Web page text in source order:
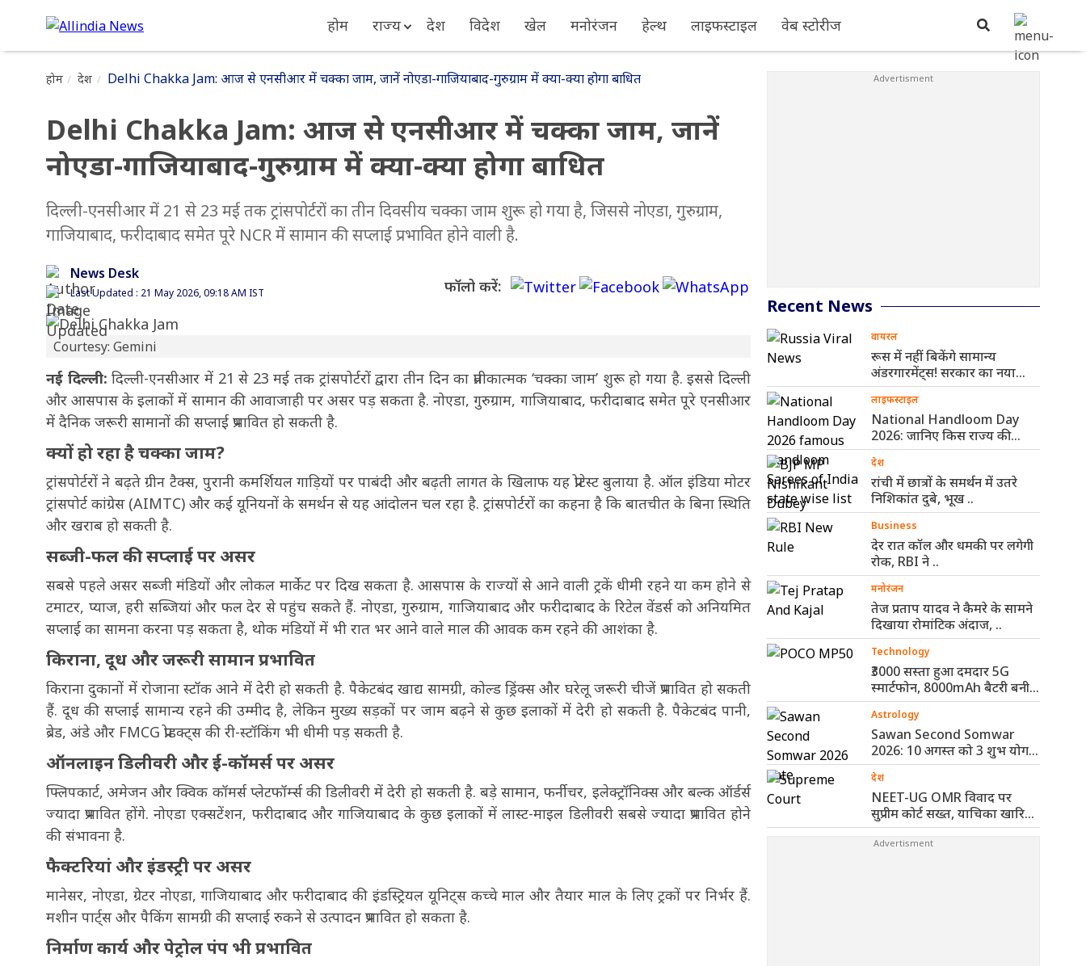
होम राज्य देश विदेश खेल मनोरंजन हेल्थ लाइफस्टाइल वेब स्टोरीज
होम देश Delhi Chakka Jam: आज से एनसीआर में चक्का जाम, जानें नोएडा-गाजियाबाद-गुरुग्राम में क्या-क्या होगा बाधित
Delhi Chakka Jam: आज से एनसीआर में चक्का जाम, जानें
नोएडा-गाजियाबाद-गुरुग्राम में क्या-क्या होगा बाधित
दिल्ली-एनसीआर में 21 से 23 मई तक ट्रांसपोर्टरों का तीन दिवसीय चक्का जाम शुरू हो गया है, जिससे नोएडा, गुरुग्राम,
गाजियाबाद, फरीदाबाद समेत पूरे NCR में सामान की सप्लाई प्रभावित होने वाली है.
News Desk
Last Updated : 21 May 2026, 09:18 AM IST फॉलो करें:
Courtesy: Gemini
नई दिल्ली:दिल्ली-एनसीआर में 21 से 23 मई तक ट्रांसपोर्टरों द्वारा तीन दिन का प्रतीकात्मक ‘चक्का जाम’ शुरू हो गया है. इससे दिल्ली
और आसपास के इलाकों में सामान की आवाजाही पर असर पड़ सकता है. नोएडा, गुरुग्राम, गाजियाबाद, फरीदाबाद समेत पूरे एनसीआर
में दैनिक जरूरी सामानों की सप्लाई प्रभावित हो सकती है.
क्यों हो रहा है चक्का जाम?
ट्रांसपोर्टरों ने बढ़ते ग्रीन टैक्स, पुरानी कमर्शियल गाड़ियों पर पाबंदी और बढ़ती लागत के खिलाफ यह प्रोटेस्ट बुलाया है. ऑल इंडिया मोटर
ट्रांसपोर्ट कांग्रेस (AIMTC) और कई यूनियनों के समर्थन से यह आंदोलन चल रहा है. ट्रांसपोर्टरों का कहना है कि बातचीत के बिना स्थिति
और खराब हो सकती है.
सब्जी-फल की सप्लाई पर असर
सबसे पहले असर सब्जी मंडियों और लोकल मार्केट पर दिख सकता है. आसपास के राज्यों से आने वाली ट्रकें धीमी रहने या कम होने से
टमाटर, प्याज, हरी सब्जियां और फल देर से पहुंच सकते हैं. नोएडा, गुरुग्राम, गाजियाबाद और फरीदाबाद के रिटेल वेंडर्स को अनियमित
सप्लाई का सामना करना पड़ सकता है, थोक मंडियों में भी रात भर आने वाले माल की आवक कम रहने की आशंका है.
किराना, दूध और जरूरी सामान प्रभावित
किराना दुकानों में रोजाना स्टॉक आने में देरी हो सकती है. पैकेटबंद खाद्य सामग्री, कोल्ड ड्रिंक्स और घरेलू जरूरी चीजें प्रभावित हो सकती
हैं. दूध की सप्लाई सामान्य रहने की उम्मीद है, लेकिन मुख्य सड़कों पर जाम बढ़ने से कुछ इलाकों में देरी हो सकती है. पैकेटबंद पानी,
ब्रेड, अंडे और FMCG प्रोडक्ट्स की री-स्टॉकिंग भी धीमी पड़ सकती है.
ऑनलाइन डिलीवरी और ई-कॉमर्स पर असर
फ्लिपकार्ट, अमेजन और क्विक कॉमर्स प्लेटफॉर्म्स की डिलीवरी में देरी हो सकती है. बड़े सामान, फर्नीचर, इलेक्ट्रॉनिक्स और बल्क ऑर्डर्स
ज्यादा प्रभावित होंगे. नोएडा एक्सटेंशन, फरीदाबाद और गाजियाबाद के कुछ इलाकों में लास्ट-माइल डिलीवरी सबसे ज्यादा प्रभावित होने
की संभावना है.
फैक्टरियां और इंडस्ट्री पर असर
मानेसर, नोएडा, ग्रेटर नोएडा, गाजियाबाद और फरीदाबाद की इंडस्ट्रियल यूनिट्स कच्चे माल और तैयार माल के लिए ट्रकों पर निर्भर हैं.
मशीन पार्ट्स और पैकिंग सामग्री की सप्लाई रुकने से उत्पादन प्रभावित हो सकता है.
निर्माण कार्य और पेट्रोल पंप भी प्रभावित
Recent News
वायरल
रूस में नहीं बिकेंगे सामान्य
अंडरगारमेंट्स! सरकार का नया
नियम ..
लाइफस्टाइल
National Handloom Day
2026: जानिए किस राज्य की
कौन-सी हैंडलूम ..
देश
रांची में छात्रों के समर्थन में उतरे
निशिकांत दुबे, भूख ..
Business
देर रात कॉल और धमकी पर लगेगी
रोक, RBI ने ..
मनोरंजन
तेज प्रताप यादव ने कैमरे के सामने
दिखाया रोमांटिक अंदाज, ..
Technology
₹3000 सस्ता हुआ दमदार 5G
स्मार्टफोन, 8000mAh बैटरी बनी
सबसे ..
Astrology
Sawan Second Somwar
2026: 10 अगस्त को 3 शुभ योग,
..
देश
NEET-UG OMR विवाद पर
सुप्रीम कोर्ट सख्त, याचिका खारिज
कर ..